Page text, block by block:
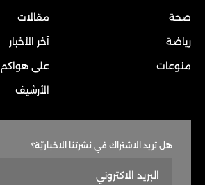
صحة
رياضة
منوعات
مقالات
آخر الأخبار
على هواكم
الأرشيف
هل تريد الاشتراك في نشرتنا الاخباريّة؟